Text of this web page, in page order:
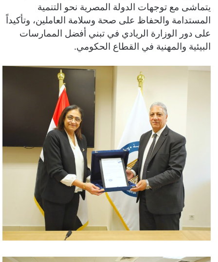
يتماشى مع توجهات الدولة المصرية نحو التنمية
المستدامة والحفاظ على صحة وسلامة العاملين، وتأكيداً
على دور الوزارة الريادي في تبني أفضل الممارسات
البيئية والمهنية في القطاع الحكومي.